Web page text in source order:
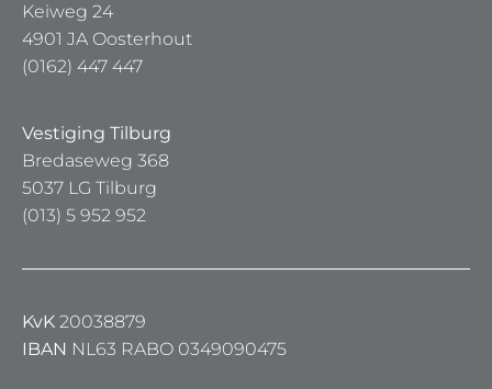
Keiweg 24
4901 JA Oosterhout
(0162) 447 447
Vestiging Tilburg
Bredaseweg 368
5037 LG Tilburg
(013) 5 952 952
KvK 20038879
IBAN NL63 RABO 0349090475